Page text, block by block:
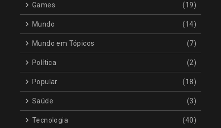
Games (19)
Mundo (14)
Mundo em Tópicos (7)
Política (2)
Popular (18)
Saúde (3)
Tecnologia (40)